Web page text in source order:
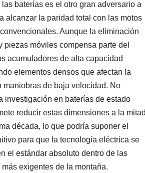
las baterías es el otro gran adversario a
alcanzar la paridad total con las motos
Aunque la eliminación
piezas móviles compensa parte del
acumuladores de alta capacidad
elementos densos que afectan la
maniobras de baja velocidad. No
investigación en baterías de estado
reducir estas dimensiones a la mitad
década, lo que podría suponer el
para que la tecnología eléctrica se
el estándar absoluto dentro de las
exigentes de la montaña.